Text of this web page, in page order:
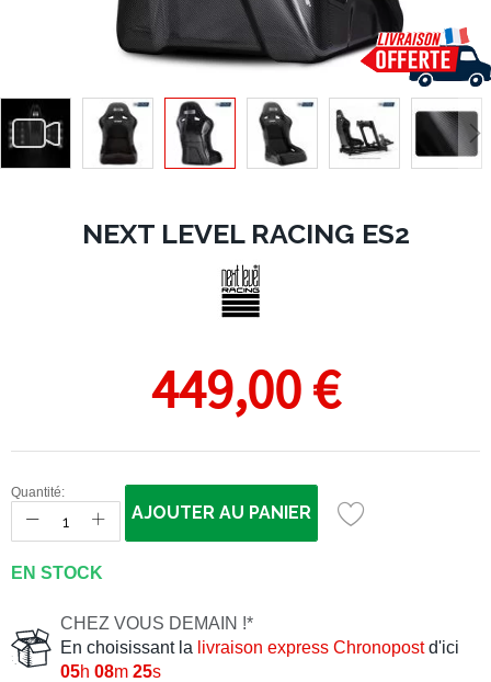
NEXT LEVEL RACING ES2
449,00 €
Quantité:
AJOUTER AU PANIER
EN STOCK
CHEZ VOUS DEMAIN !*
En choisissant la livraison express Chronopostd'ici
05h 08m 24s